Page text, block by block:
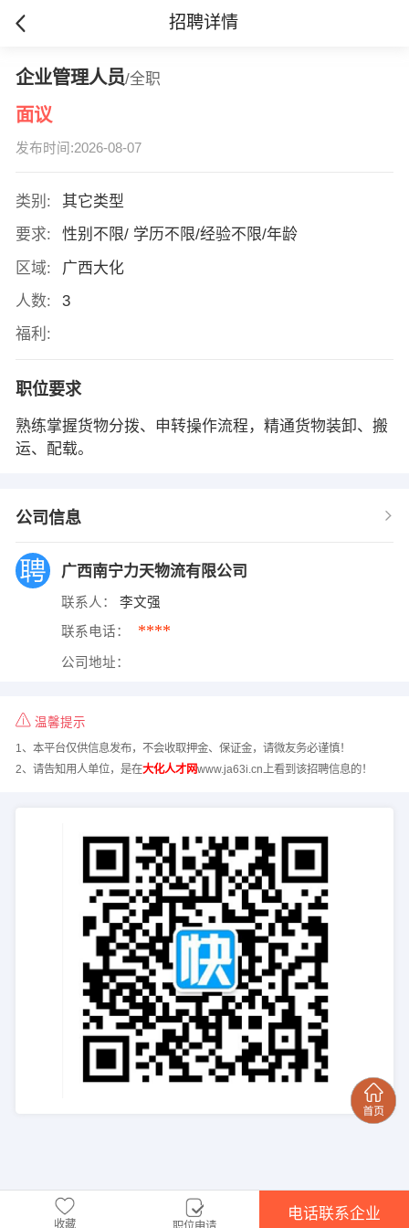
招聘详情
企业管理人员/全职
面议
发布时间:2026-08-07
类别:
其它类型
要求:
性别不限/ 学历不限/经验不限/年龄
区域:
广西大化
人数:
3
福利:
职位要求
熟练掌握货物分拨、申转操作流程，精通货物装卸、搬
运、配载。
公司信息
广西南宁力天物流有限公司
联系人： 李文强
联系电话： ****
公司地址：
温馨提示
1、本平台仅供信息发布，不会收取押金、保证金，请微友务必谨慎！
2、请告知用人单位，是在大化人才网www.ja63i.cn上看到该招聘信息的！
收藏
电话联系企业